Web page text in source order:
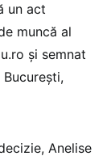
un act
muncă al
și semnat
Anelise